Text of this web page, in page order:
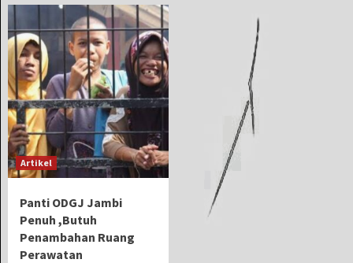
Artikel
Panti ODGJ Jambi
Penuh ,Butuh
Penambahan Ruang
Perawatan